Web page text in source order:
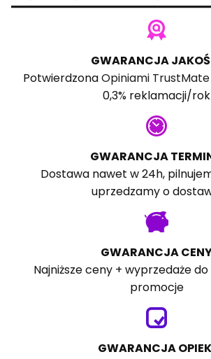
GWARANCJA
PotwierdzonaOpiniami TrustMate
0,3% reklamacji/rok
GWARANCJA
Dostawa nawet w 24h,
uprzedzamy o
GWARANCJA
Najniższe ceny + wyprzedaże
promocje
GWARANCJA